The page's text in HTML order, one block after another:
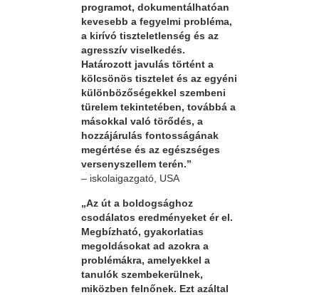
programot, dokumentálhatóan
kevesebb a fegyelmi probléma,
a kirívó tiszteletlenség és az
agresszív viselkedés.
Határozott javulás történt a
kölcsönös tisztelet és az egyéni
különbözőségekkel szembeni
türelem tekintetében, továbbá a
másokkal való törődés, a
hozzájárulás fontosságának
megértése és az egészséges
versenyszellem terén.”
– iskolaigazgató, USA
„Az út a boldogsághoz
csodálatos eredményeket ér el.
Megbízható, gyakorlatias
megoldásokat ad azokra a
problémákra, amelyekkel a
tanulók szembekerülnek,
miközben felnőnek. Ezt azáltal